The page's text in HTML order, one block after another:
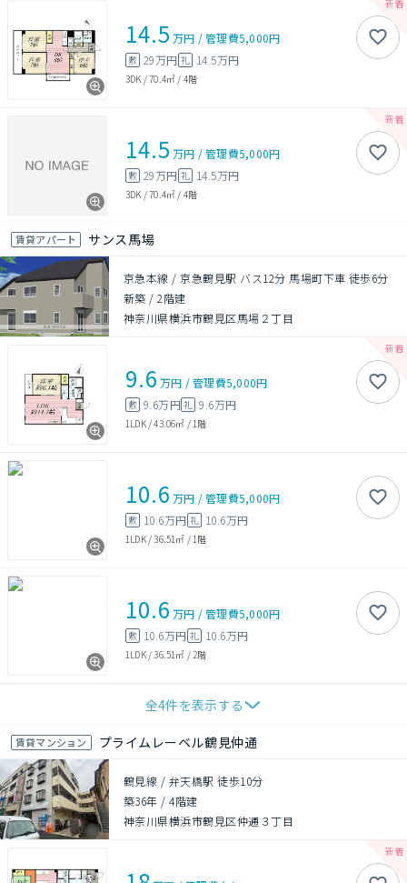
14.5 万円 /管理費5,000円
敷 29万円 礼 14.5万円
3DK /70.4㎡ / 4階
14.5 万円 /管理費5,000円
敷 29万円 礼 14.5万円
3DK /70.4㎡ / 4階
賃貸アパート サンス馬場
京急本線 / 京急鶴見駅 バス12分 馬場町下車 徒歩6分
新築 /2階建
神奈川県横浜市鶴見区馬場２丁目
9.6 万円 /管理費5,000円
敷 9.6万円礼 9.6万円
1LDK/43.06㎡ / 1階
10.6 万円 /管理費5,000円
敷 10.6万円 礼 10.6万円
1LDK/36.51㎡ / 1階
10.6 万円 /管理費5,000円
敷 10.6万円 礼 10.6万円
1LDK/36.51㎡ / 2階
全4件を表示する
賃貸マンション プライムレーベル鶴見仲通
鶴見線 / 弁天橋駅 徒歩10分
築36年 /4階建
神奈川県横浜市鶴見区仲通３丁目